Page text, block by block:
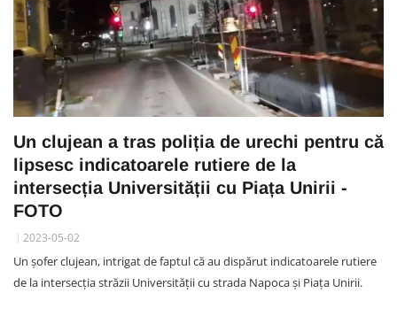
Un clujean a tras poliția de urechi pentru că
lipsesc indicatoarele rutiere de la
intersecția Universității cu Piața Unirii -
FOTO
2023-05-02
Un șofer clujean, intrigat de faptul că au dispărut indicatoarele rutiere
de la intersecția străzii Universității cu strada Napoca și Piața Unirii.